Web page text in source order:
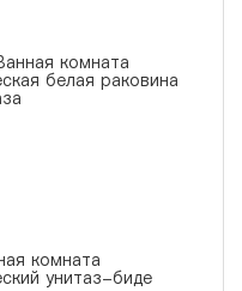
комната
белая раковина
комната
унитаз-биде